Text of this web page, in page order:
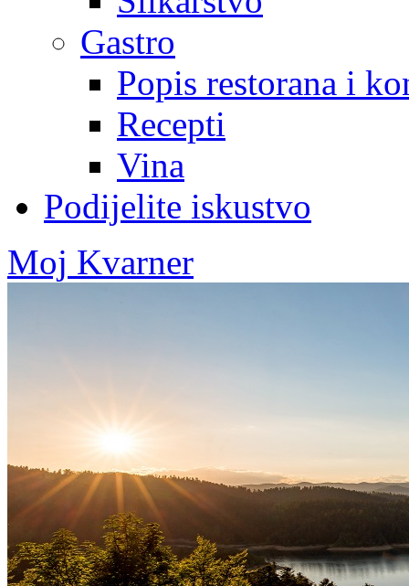
Gastro
Popis restorana i
Recepti
Vina
Podijelite iskustvo
Moj Kvarner